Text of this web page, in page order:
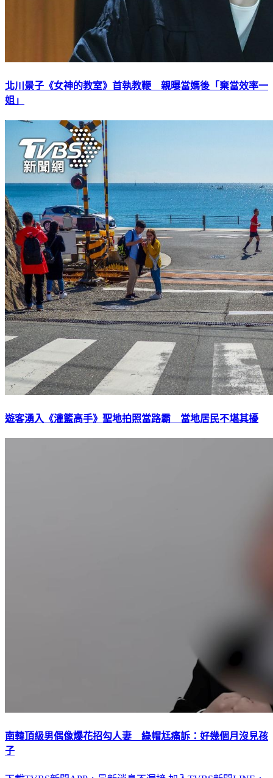
北川景子《女神的教室》首執教鞭 親曝當媽後「棄當效率一
姐」
遊客湧入《灌籃高手》聖地拍照當路霸 當地居民不堪其擾
南韓頂級男偶像爆花招勾人妻 綠帽尪痛訴：好幾個月沒見孩
子